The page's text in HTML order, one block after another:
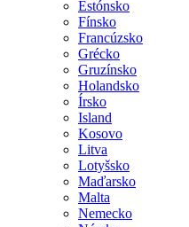
Estónsko
Fínsko
Francúzsko
Grécko
Gruzínsko
Holandsko
Írsko
Island
Kosovo
Litva
Lotyšsko
Maďarsko
Malta
Nemecko